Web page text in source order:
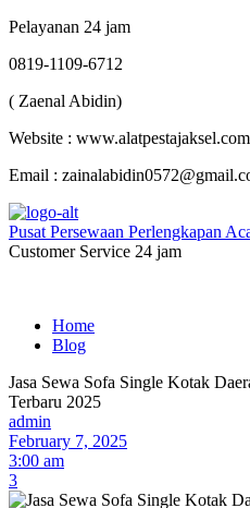
Pelayanan 24 jam
0819-1109-6712
( Zaenal Abidin)
Website : www.alatpestajaksel.com
Email :
Pusat Persewaan Perlengkapan
Customer Service 24 jam
Home
Blog
Jasa Sewa Sofa Single Kotak
Terbaru 2025
admin
February 7, 2025
3:00 am
3